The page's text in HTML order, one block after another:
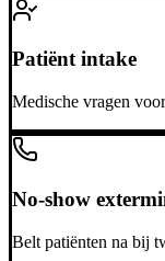
Patiënt intake
Medische vragen
No-show
Belt patiënten na bij